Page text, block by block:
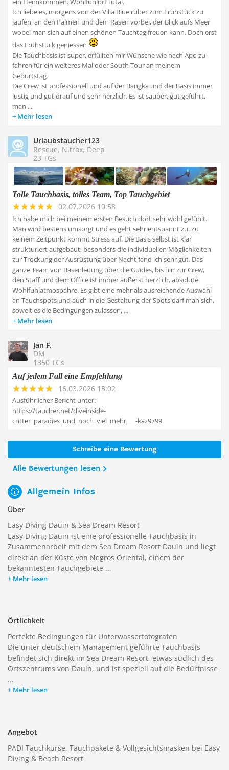
Ich liebe es, morgens von der Villa Blue rüber zum Frühstück zu
laufen, an den Palmen und dem Rasen vorbei, der Blick aufs Meer
wobei man sich auf einen schönen Tauchtag freuen kann. Doch erst
das Frühstück geniessen
Die Tauchbasis ist super, erfüllten mir Wünsche wie nach Apo zu
fahren für ein weiteres Mal oder South Tour an meinem
Geburtstag.
Die Crew ist professionell und auf der Bangka und der Basis immer
lustig und gut drauf und sehr herzlich. Es ist sauber, gut geführt,
man ...
Mehr lesen
Urlaubstaucher123
Rescue, Nitrox, Deep
23 TGs
Tolle Tauchbasis, tolles Team, Top Tauchgebiet
02.07.2026 10:58
Ich habe mich bei meinem ersten Besuch dort sehr wohl gefühlt.
Man wird bestens umsorgt und es geht sehr entspannt zu. Zu
keinem Zeitpunkt kommt Stress auf. Die Basis selbst ist klar
strukturiert aufgebaut, besonders die individuellen Möglichkeiten
zur Trockung der Ausrüstung über Nacht fand ich sehr gut. Das
ganze Team von Basenleitung über die Guides, bis hin zur Crew,
den Staff und dem Office ist immer äußerst herzlich, absolute
Wohlfühlatmospähre. Es gibt eine mehr als ausreichende Auswahl
an Tauchspots und auch in die Gestaltung der Spots darf man sich,
soweit es die Bedingungen zulassen, ...
Mehr lesen
Jan F.
DM
1350 TGs
Auf jedem Fall eine Empfehlung
16.03.2026 13:02
Ausführlicher Bericht unter:
https://taucher.net/diveinside-
critter_paradies_und_noch_viel_mehr___-kaz9799
Schreibe eine Bewertung
Alle Bewertungen lesen
Allgemein Infos
Über
Easy Diving Dauin & Sea Dream Resort
Easy Diving Dauin ist eine professionelle Tauchbasis in
Zusammenarbeit mit dem Sea Dream Resort Dauin und liegt
direkt an der Küste von Negros Oriental, einem der
bekanntesten Tauchgebiete ...
Mehr lesen
Örtlichkeit
Perfekte Bedingungen für Unterwasserfotografen
Die unter deutschem Management geführte Tauchbasis
befindet sich direkt im Sea Dream Resort, etwas südlich des
Ortszentrums von Dauin, und ist speziell auf die Bedürfnisse
...
Mehr lesen
Angebot
PADI Tauchkurse, Tauchpakete & Vollgesichtsmasken bei Easy
Diving & Beach Resort